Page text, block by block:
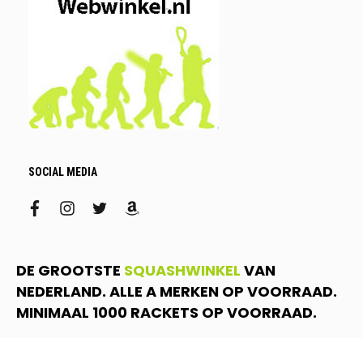
SOCIAL MEDIA
facebookinstagram
twitteramazon
DE GROOTSTE SQUASHWINKEL VAN
NEDERLAND. ALLE A MERKEN OP VOORRAAD.
MINIMAAL 1000 RACKETS OP VOORRAAD.